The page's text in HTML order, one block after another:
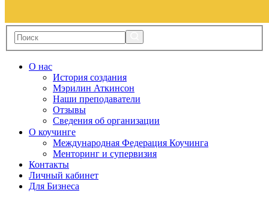
О нас
История создания
Мэрилин Аткинсон
Наши преподаватели
Отзывы
Сведения об организации
О коучинге
Международная Федерация Коучинга
Менторинг и супервизия
Контакты
Личный кабинет
Для Бизнеса